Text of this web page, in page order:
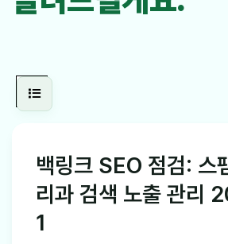
백링크 SEO 점검: 스
리과 검색 노출 관리
1